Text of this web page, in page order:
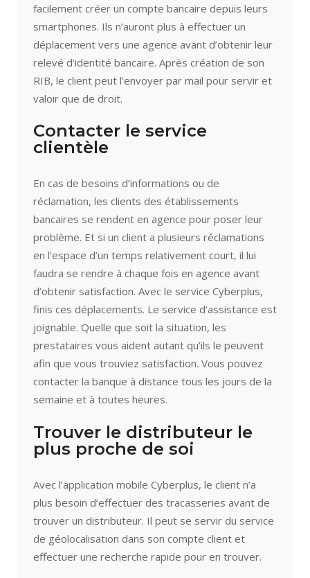
facilement créer un compte bancaire depuis leurs
smartphones. Ils n’auront plus à effectuer un
déplacement vers une agence avant d’obtenir leur
relevé d’identité bancaire. Après création de son
RIB, le client peut l’envoyer par mail pour servir et
valoir que de droit.
Contacter le service
clientèle
En cas de besoins d’informations ou de
réclamation, les clients des établissements
bancaires se rendent en agence pour poser leur
problème. Et si un client a plusieurs réclamations
en l’espace d’un temps relativement court, il lui
faudra se rendre à chaque fois en agence avant
d’obtenir satisfaction. Avec le service Cyberplus,
finis ces déplacements. Le service d’assistance est
joignable. Quelle que soit la situation, les
prestataires vous aident autant qu’ils le peuvent
afin que vous trouviez satisfaction. Vous pouvez
contacter la banque à distance tous les jours de la
semaine et à toutes heures.
Trouver le distributeur le
plus proche de soi
Avec l’application mobile Cyberplus, le client n’a
plus besoin d’effectuer des tracasseries avant de
trouver un distributeur. Il peut se servir du service
de géolocalisation dans son compte client et
effectuer une recherche rapide pour en trouver.